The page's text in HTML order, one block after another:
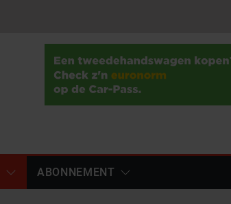
ABONNEMENT